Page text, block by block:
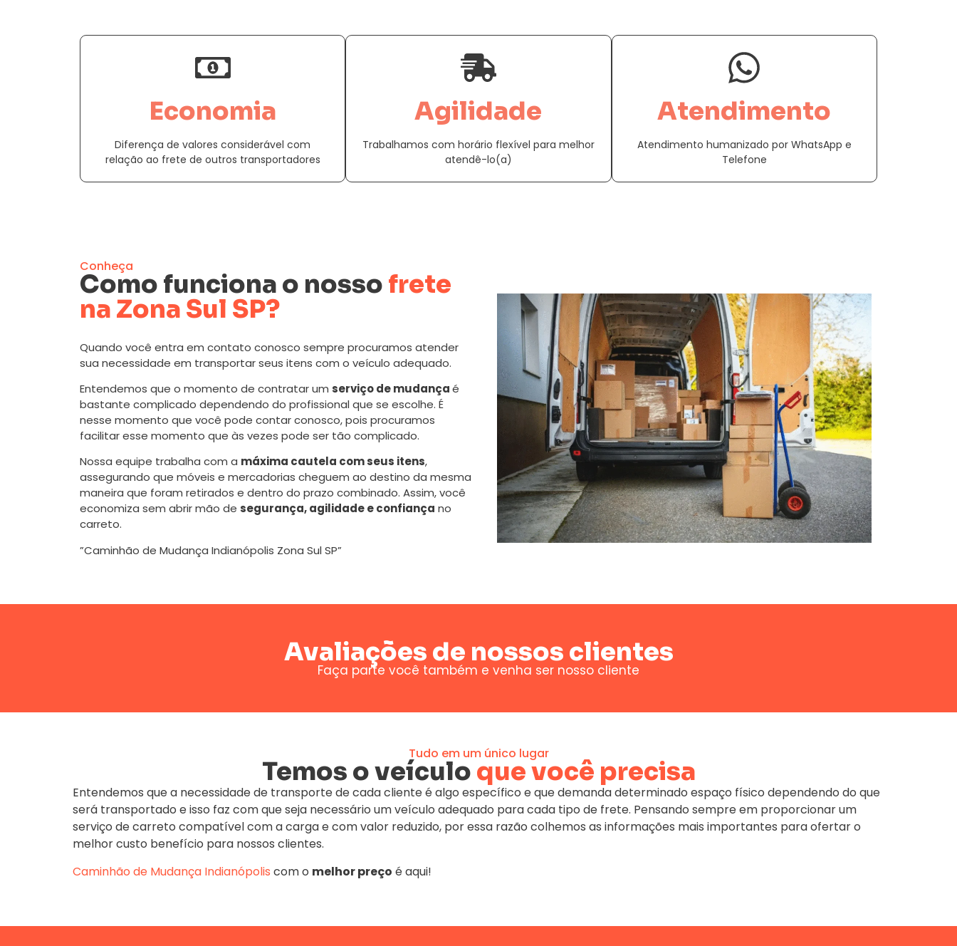
Economia
Diferença de valores considerável com
relação ao frete de outros transportadores
Agilidade
Trabalhamos com horário flexível para melhor
atendê-lo(a)
Atendimento
Atendimento humanizado por WhatsApp e
Telefone
Conheça
Como funciona o nosso frete
na Zona Sul SP?
Quando você entra em contato conosco sempre procuramos atender
sua necessidade em transportar seus itens com o veículo adequado.
Entendemos que o momento de contratar um serviço de mudançaé
bastante complicado dependendo do profissional que se escolhe. É
nesse momento que você pode contar conosco, pois procuramos
facilitar esse momento que às vezes pode ser tão complicado.
Nossa equipe trabalha com a máxima cautela com seus itens,
assegurando que móveis e mercadorias cheguem ao destino da mesma
maneira que foram retirados e dentro do prazo combinado. Assim, você
economiza sem abrir mão de segurança, agilidade e confiança no
carreto.
”Caminhão de Mudança Indianópolis Zona Sul SP”
Avaliações de nossos clientes
Faça parte você também e venha ser nosso cliente
Tudo em um único lugar
Temos o veículo que você precisa
Entendemos que a necessidade de transporte de cada cliente é algo específico e que demanda determinado espaço físico dependendo do que
será transportado e isso faz com que seja necessário um veículo adequado para cada tipo de frete. Pensando sempre em proporcionar um
serviço de carreto compatível com a carga e com valor reduzido, por essa razão colhemos as informações mais importantes para ofertar o
melhor custo benefício para nossos clientes.
Caminhão de Mudança Indianópolis com o melhor preço é aqui!